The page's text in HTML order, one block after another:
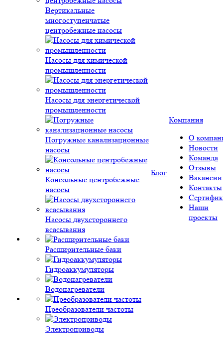
Вертикальные
многоступенчатые
центробежные насосы
Насосы для химической
промышленности
Насосы для энергетической
промышленности
Погружные канализационные
насосы
Консольные центробежные
насосы
Насосы двухстороннего
всасывания
Расширительные баки
Гидроаккумуляторы
Водонагреватели
Преобразователи частоты
Электроприводы
Блог
Компания
О
Новости
Команда
Отзывы
Вакансии
Контакты
Наши
проекты